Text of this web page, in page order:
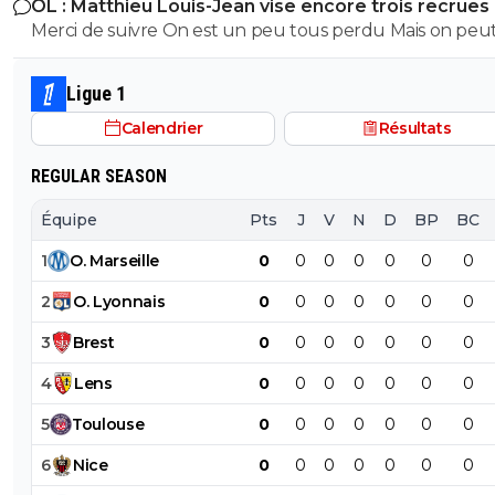
0+ Répondre
comptage ? Me dit pas le club de Marseille stp
0+ Répondre
southgone
Ok merci, ça va être pas mal du tout
0 Répondre
disqus_n9hPtvlUTy 07 juin 2016 à 18:21 +0
Répondre
dglnd 07 juin 2016 à 12:05
depuis 2015 je n'ai plus acheté ce jeu et je me porte bien
OL : Matthieu Louis-Jean vise encore trois recrues
Merci de suivre On est un peu tous perdu Mais on
compter sur toi pour parler de l’équipe de Lyon
Ligue 1
Calendrier Résultats
REGULAR SEASON
Équipe Pts J V N D BP BC
1 O. Marseille 0 0 0 0 0 0 0
2 O. Lyonnais 0 0 0 0 0 0 0
3 Brest 0 0 0 0 0 0 0
4 Lens 0 0 0 0 0 0 0
5 Toulouse 0 0 0 0 0 0 0
6 Nice 0 0 0 0 0 0 0